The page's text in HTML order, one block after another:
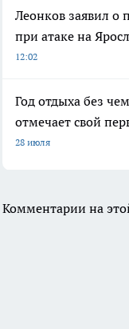
Леонков заявил
при атаке на
12:02
Год отдыха без
отмечает свой
28 июля
Комментарии на